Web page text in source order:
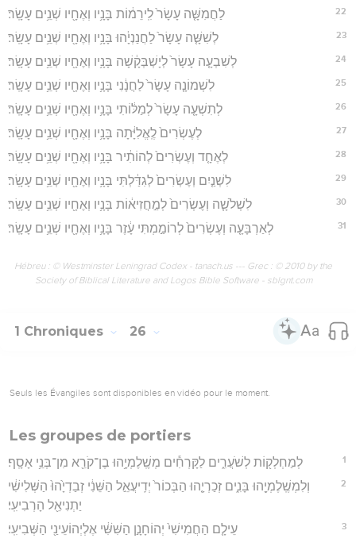
22 לַחֲמִשָּׁ֤ה עָשָׂר֙ לִֽירֵמ֔וֹת בָּנָ֥יו וְאֶחָ֖יו שְׁנֵ֥ים עָשָֽׂר׃
23 לְשִׁשָּׁ֤ה עָשָׂר֙ לַחֲנַנְיָ֔הוּ בָּנָ֥יו וְאֶחָ֖יו שְׁנֵ֥ים עָשָֽׂר׃
24 לְשִׁבְעָ֤ה עָשָׂר֙ לְיָשְׁבְּקָ֔שָׁה בָּנָ֥יו וְאֶחָ֖יו שְׁנֵ֥ים עָשָֽׂר׃
25 לִשְׁמוֹנָ֤ה עָשָׂר֙ לַחֲנָ֔נִי בָּנָ֥יו וְאֶחָ֖יו שְׁנֵ֥ים עָשָֽׂר׃
26 לְתִשְׁעָ֤ה עָשָׂר֙ לְמַלּ֔וֹתִי בָּנָ֥יו וְאֶחָ֖יו שְׁנֵ֥ים עָשָֽׂר׃
27 לְעֶשְׂרִים֙ לֶֽאֱלִיָּ֔תָה בָּנָ֥יו וְאֶחָ֖יו שְׁנֵ֥ים עָשָֽׂר׃
28 לְאֶחָ֤ד וְעֶשְׂרִים֙ לְהוֹתִ֔יר בָּנָ֥יו וְאֶחָ֖יו שְׁנֵ֥ים עָשָֽׂר׃
29 לִשְׁנַ֤יִם וְעֶשְׂרִים֙ לְגִדַּ֔לְתִּי בָּנָ֥יו וְאֶחָ֖יו שְׁנֵ֥ים עָשָֽׂר׃
30 לִשְׁלֹשָׁ֤ה וְעֶשְׂרִים֙ לְמַ֣חֲזִיא֔וֹת בָּנָ֥יו וְאֶחָ֖יו שְׁנֵ֥ים עָשָֽׂר׃
31 לְאַרְבָּעָ֤ה וְעֶשְׂרִים֙ לְרוֹמַ֣מְתִּי עָ֔זֶר בָּנָ֥יו וְאֶחָ֖יו שְׁנֵ֥ים עָשָֽׂר׃
Hébreu : © Westminster Leningrad Codex - tanach.us --- Grec : © 2010 by the
Society of Biblical Literature and Logos Bible Software - sblgnt.com
1 Chroniques 26
Seuls les Évangiles sont disponibles en vidéo pour le moment.
Les groupes de portiers
1 לְמַחְלְק֖וֹת לְשֹׁעֲרִ֑ים לַקָּרְחִ֕ים מְשֶֽׁלֶמְיָ֥הוּ בֶן־קֹרֵ֖א מִן־בְּנֵ֥י אָסָֽף׃
2
וְלִמְשֶֽׁלֶמְיָ֖הוּ בָּנִ֑ים זְכַרְיָ֤הוּ הַבְּכוֹר֙ יְדִֽיעֲאֵ֣ל הַשֵּׁנִ֔י זְבַדְיָ֙הוּ֙ הַשְּׁלִישִׁ֔י
יַתְנִיאֵ֖ל הָרְבִיעִֽי׃
3 עֵילָ֤ם הַחֲמִישִׁי֙ יְהוֹחָנָ֣ן הַשִּׁשִּׁ֔י אֶלְיְהוֹעֵינַ֖י הַשְּׁבִיעִֽי׃